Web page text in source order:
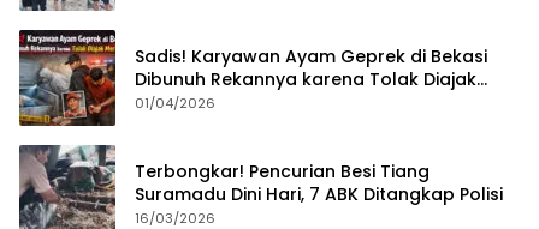
Sadis! Karyawan Ayam Geprek di Bekasi
Dibunuh Rekannya karena Tolak Diajak
Merampok Majikan
01/04/2026
Terbongkar! Pencurian Besi Tiang
Suramadu Dini Hari, 7 ABK Ditangkap Polisi
16/03/2026